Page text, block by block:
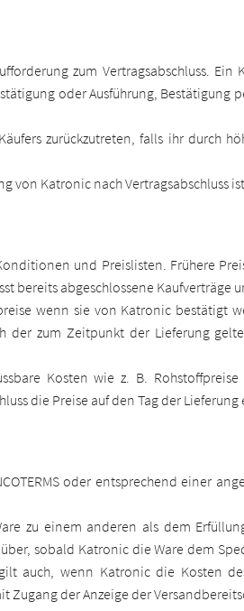
zum Vertragsabschluss. Ein
oder Ausführung, Bestätigung
zurückzutreten, falls ihr durch
von Katronic nach Vertragsabschluss
und Preislisten. Frühere
bereits abgeschlossene Kaufverträge
wenn sie von Katronic bestätigt
der zum Zeitpunkt der Lieferung
Kosten wie z. B.
die Preise auf den Tag der
oder entsprechend einer
zu einem anderen als dem
sobald Katronic die Ware dem
auch, wenn Katronic die Kosten
der Anzeige der